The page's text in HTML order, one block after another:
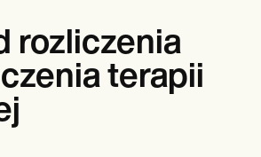
rozliczenia
terapii